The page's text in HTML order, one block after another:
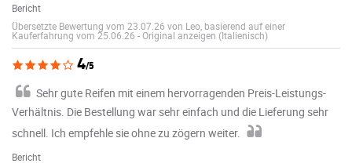
Bericht
Übersetzte Bewertung vom 23.07.26 von Leo, basierend auf einer
Kauferfahrung vom 25.06.26 -Original anzeigen (Italienisch)
4/5
Sehr gute Reifen mit einem hervorragenden Preis-Leistungs-
Verhältnis. Die Bestellung war sehr einfach und die Lieferung sehr
schnell. Ich empfehle sie ohne zu zögern weiter.
Bericht